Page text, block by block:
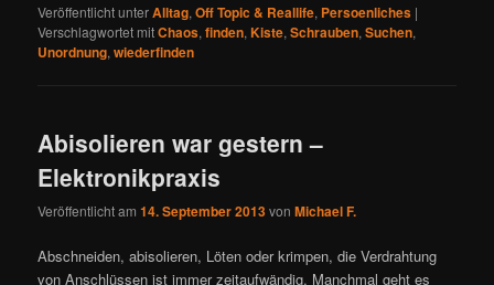
Veröffentlicht unterAlltag,Off Topic & Reallife, Persoenliches |
Verschlagwortet mitChaos,finden,Kiste,Schrauben,Suchen,
Unordnung,wiederfinden
Abisolieren war gestern –
Elektronikpraxis
Veröffentlicht am14. September 2013vonMichael F.
Abschneiden, abisolieren, Löten oder krimpen, die Verdrahtung
von Anschlüssen ist immer zeitaufwändig. Manchmal geht es